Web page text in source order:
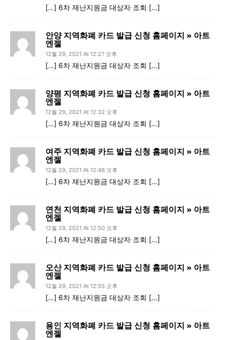
[…] 6차 재난지원금 대상자 조회 […]
안양 지역화폐 카드 발급 신청 홈페이지 » 아트
엔젤
12월 29, 2021 At 12:27 오후
[…] 6차 재난지원금 대상자 조회 […]
양평 지역화폐 카드 발급 신청 홈페이지 » 아트
엔젤
12월 29, 2021 At 12:32 오후
[…] 6차 재난지원금 대상자 조회 […]
여주 지역화폐 카드 발급 신청 홈페이지 » 아트
엔젤
12월 29, 2021 At 12:46 오후
[…] 6차 재난지원금 대상자 조회 […]
연천 지역화폐 카드 발급 신청 홈페이지 » 아트
엔젤
12월 29, 2021 At 12:50 오후
[…] 6차 재난지원금 대상자 조회 […]
오산 지역화폐 카드 발급 신청 홈페이지 » 아트
엔젤
12월 29, 2021 At 12:55 오후
[…] 6차 재난지원금 대상자 조회 […]
용인 지역화폐 카드 발급 신청 홈페이지 » 아트
엔젤